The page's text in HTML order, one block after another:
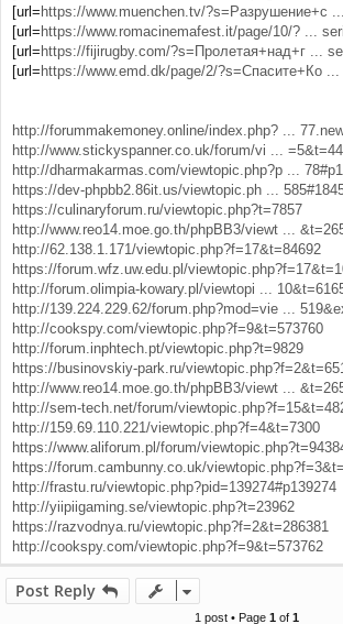
[url= https://www.muenchen.tv/?s=Разрушение+с
[url= https://www.romacinemafest.it/page/10/? ...
[url= https://fijirugby.com/?s=Пролетая+над+г ...
[url= https://www.emd.dk/page/2/?s=Спасите+Ко ...
http://forummakemoney.online/index.php? ...
http://www.stickyspanner.co.uk/forum/vi ...
http://dharmakarmas.com/viewtopic.php?p ...
https://dev-phpbb2.86it.us/viewtopic.ph ...
https://culinaryforum.ru/viewtopic.php?t=7857
http://www.reo14.moe.go.th/phpBB3/viewt ...
http://62.138.1.171/viewtopic.php?f=17&t=84692
https://forum.wfz.uw.edu.pl/
http://forum.olimpia-kowary.pl/viewtopi ...
http://139.224.229.62/forum.php?mod=vie ...
http://cookspy.com/viewtopic.php?f=9&t=573760
http://forum.inphtech.pt/viewtopic.php?t=9829
https://businovskiy-park.ru/
http://www.reo14.moe.go.th/phpBB3/viewt ...
http://sem-tech.net/forum/
http://159.69.110.221/viewtopic.php?f=4&t=7300
https://www.aliforum.pl/forum/
https://forum.cambunny.co.uk/
http://frastu.ru/viewtopic.php?pid=139274#p139274
http://yiipiigaming.se/viewtopic.php?t=23962
https://razvodnya.ru/viewtopic.php?f=2&t=286381
http://cookspy.com/viewtopic.php?f=9&t=573762
Post Reply
1 post • Page 1of 1